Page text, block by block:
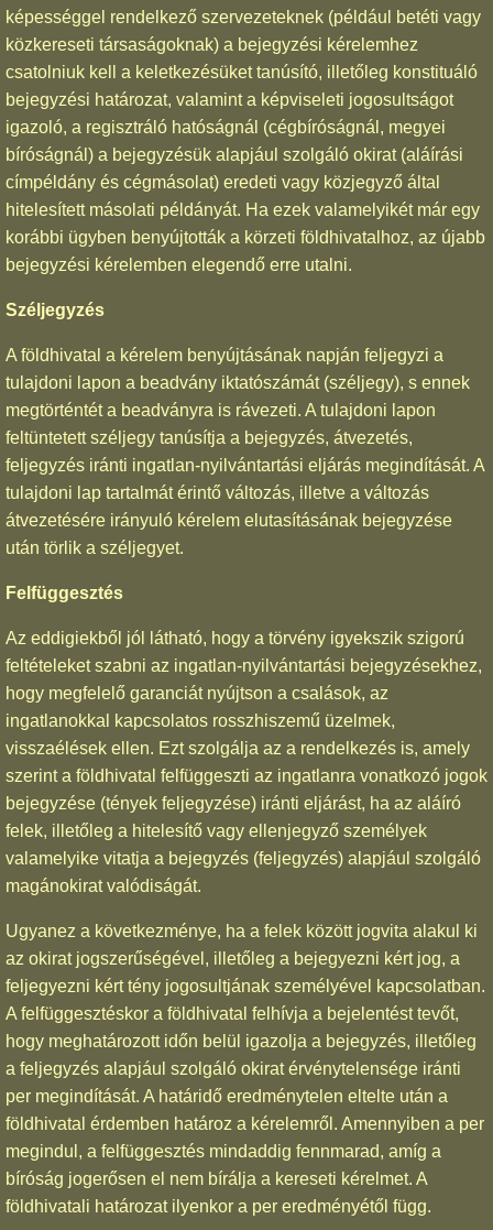
képességgel rendelkező szervezeteknek (például betéti vagy
közkereseti társaságoknak) a bejegyzési kérelemhez
csatolniuk kell a keletkezésüket tanúsító, illetőleg konstituáló
bejegyzési határozat, valamint a képviseleti jogosultságot
igazoló, a regisztráló hatóságnál (cégbíróságnál, megyei
bíróságnál) a bejegyzésük alapjául szolgáló okirat (aláírási
címpéldány és cégmásolat) eredeti vagy közjegyző által
hitelesített másolati példányát. Ha ezek valamelyikét már egy
korábbi ügyben benyújtották a körzeti földhivatalhoz, az újabb
bejegyzési kérelemben elegendő erre utalni.
Széljegyzés
A földhivatal a kérelem benyújtásának napján feljegyzi a
tulajdoni lapon a beadvány iktatószámát (széljegy), s ennek
megtörténtét a beadványra is rávezeti. A tulajdoni lapon
feltüntetett széljegy tanúsítja a bejegyzés, átvezetés,
feljegyzés iránti ingatlan-nyilvántartási eljárás megindítását. A
tulajdoni lap tartalmát érintő változás, illetve a változás
átvezetésére irányuló kérelem elutasításának bejegyzése
után törlik a széljegyet.
Felfüggesztés
Az eddigiekből jól látható, hogy a törvény igyekszik szigorú
feltételeket szabni az ingatlan-nyilvántartási bejegyzésekhez,
hogy megfelelő garanciát nyújtson a csalások, az
ingatlanokkal kapcsolatos rosszhiszemű üzelmek,
visszaélések ellen. Ezt szolgálja az a rendelkezés is, amely
szerint a földhivatal felfüggeszti az ingatlanra vonatkozó jogok
bejegyzése (tények feljegyzése) iránti eljárást, ha az aláíró
felek, illetőleg a hitelesítő vagy ellenjegyző személyek
valamelyike vitatja a bejegyzés (feljegyzés) alapjául szolgáló
magánokirat valódiságát.
Ugyanez a következménye, ha a felek között jogvita alakul ki
az okirat jogszerűségével, illetőleg a bejegyezni kért jog, a
feljegyezni kért tény jogosultjának személyével kapcsolatban.
A felfüggesztéskor a földhivatal felhívja a bejelentést tevőt,
hogy meghatározott időn belül igazolja a bejegyzés, illetőleg
a feljegyzés alapjául szolgáló okirat érvénytelensége iránti
per megindítását. A határidő eredménytelen eltelte után a
földhivatal érdemben határoz a kérelemről. Amennyiben a per
megindul, a felfüggesztés mindaddig fennmarad, amíg a
bíróság jogerősen el nem bírálja a kereseti kérelmet. A
földhivatali határozat ilyenkor a per eredményétől függ.